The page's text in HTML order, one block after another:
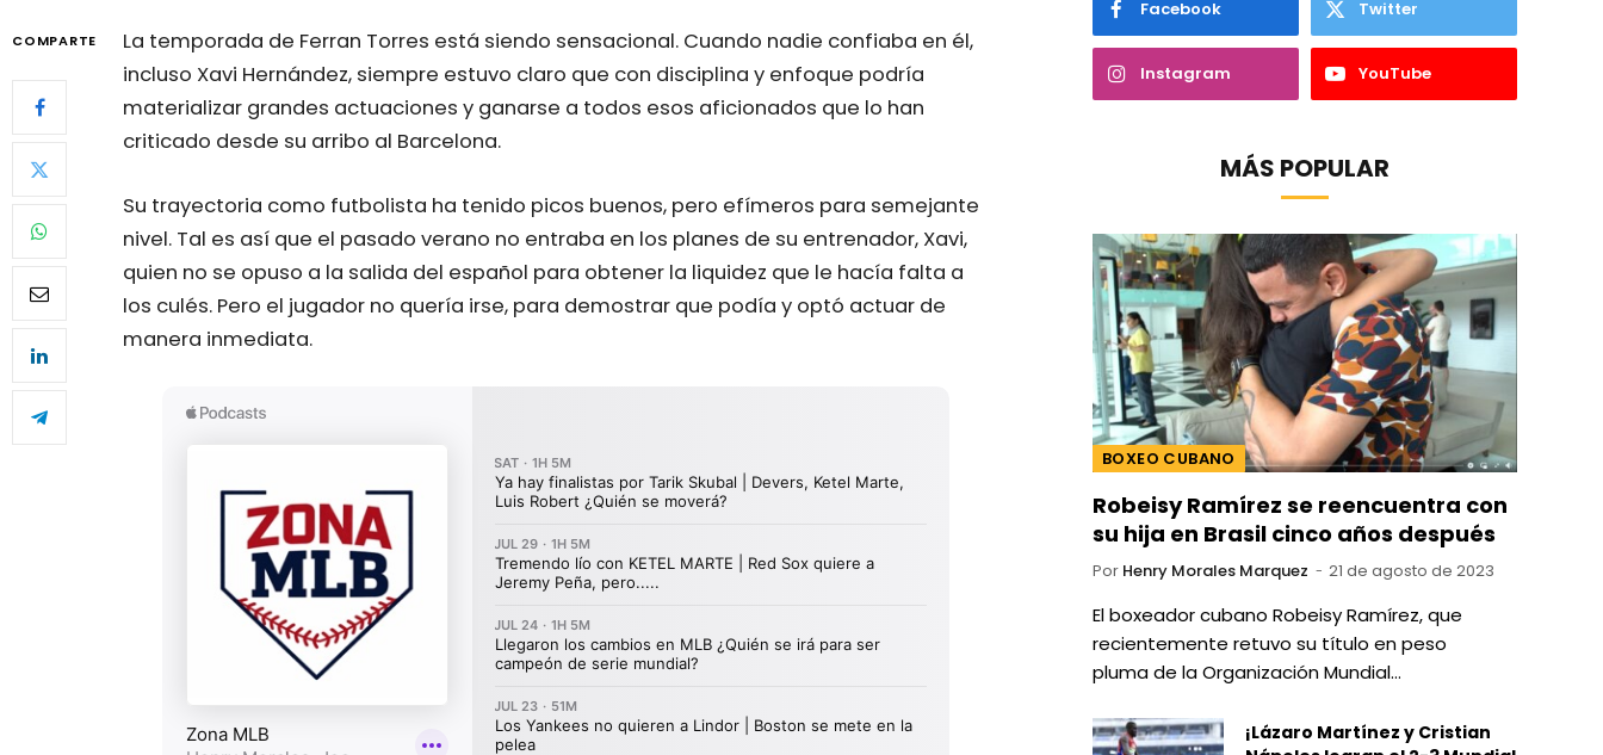
COMPARTE
La temporada de Ferran Torres está siendo sensacional. Cuando nadie confiaba en él,
incluso Xavi Hernández, siempre estuvo claro que con disciplina y enfoque podría
materializar grandes actuaciones y ganarse a todos esos aficionados que lo han
criticado desde su arribo al Barcelona.
Su trayectoria como futbolista ha tenido picos buenos, pero efímeros para semejante
nivel. Tal es así que el pasado verano no entraba en los planes de su entrenador, Xavi,
quien no se opuso a la salida del español para obtener la liquidez que le hacía falta a
los culés. Pero el jugador no quería irse, para demostrar que podía y optó actuar de
manera inmediata.
Facebook Twitter
Instagram YouTube
MÁS POPULAR
BOXEO CUBANO
Robeisy Ramírez se reencuentra con
su hija en Brasil cinco años después
Por Henry Morales Marquez 21 de agosto de 2023
El boxeador cubano Robeisy Ramírez, que
recientemente retuvo su título en peso
pluma de la Organización Mundial…
¡Lázaro Martínez y Cristian